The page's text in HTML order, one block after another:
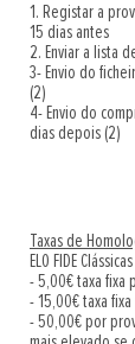
1. Registar a
15 dias antes
2. Enviar a lista
3- Envio do
(2)
4- Envio do
dias depois (2)
Taxas de
ELO FIDE Clássicas
- 5,00€ taxa fixa
- 15,00€ taxa
- 50,00€ por